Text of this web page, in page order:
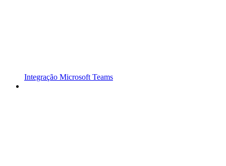
Integração Microsoft Teams